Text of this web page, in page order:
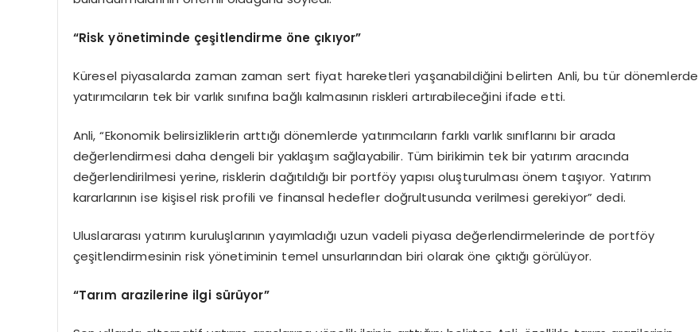
“Risk yönetiminde çeşitlendirme öne çıkıyor”
Küresel piyasalarda zaman zaman sert fiyat hareketleri yaşanabildiğini belirten Anli, bu tür dönemlerde
yatırımcıların tek bir varlık sınıfına bağlı kalmasının riskleri artırabileceğini ifade etti.
Anli, “Ekonomik belirsizliklerin arttığı dönemlerde yatırımcıların farklı varlık sınıflarını bir arada
değerlendirmesi daha dengeli bir yaklaşım sağlayabilir. Tüm birikimin tek bir yatırım aracında
değerlendirilmesi yerine, risklerin dağıtıldığı bir portföy yapısı oluşturulması önem taşıyor. Yatırım
kararlarının ise kişisel risk profili ve finansal hedefler doğrultusunda verilmesi gerekiyor” dedi.
Uluslararası yatırım kuruluşlarının yayımladığı uzun vadeli piyasa değerlendirmelerinde de portföy
çeşitlendirmesinin risk yönetiminin temel unsurlarından biri olarak öne çıktığı görülüyor.
“Tarım arazilerine ilgi sürüyor”